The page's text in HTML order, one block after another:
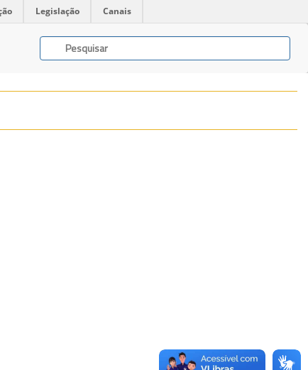
Legislação Canais